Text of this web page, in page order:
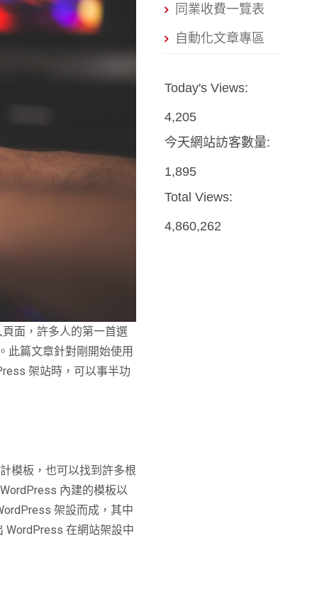
面，許多人的第一首選
此篇文章針對剛開始使用
架站時，可以事半功
模板，也可以找到許多根
內建的模板以
架設而成，其中
WordPress 在網站架設中
同業收費一覽表
自動化文章專區
Today's Views:
4,205
今天網站訪客數量:
1,895
Total Views:
4,860,262